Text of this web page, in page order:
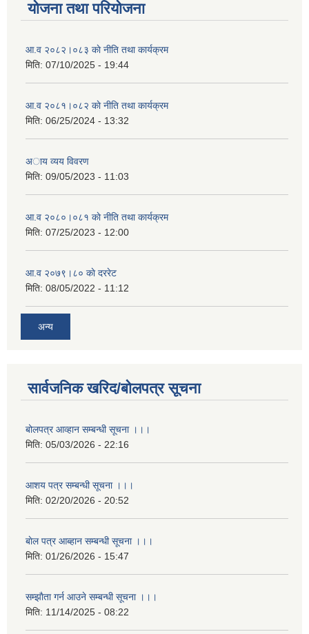
योजना तथा परियोजना
आ.व २०८२।०८३ काे नीति तथा कार्यक्रम
मिति: 07/10/2025 - 19:44
आ.व २०८१।०८२ काे नीति तथा कार्यक्रम
मिति: 06/25/2024 - 13:32
अाय व्यय विवरण
मिति: 09/05/2023 - 11:03
आ.व २०८०।०८१ काे नीति तथा कार्यक्रम
मिति: 07/25/2023 - 12:00
आ.व २०७९।८० काे दररेट
मिति: 08/05/2022 - 11:12
अन्य
सार्वजनिक खरिद/बोलपत्र सूचना
बोलपत्र आव्हान सम्बन्धी सूचना ।।।
मिति: 05/03/2026 - 22:16
आशय पत्र सम्बन्धी सूचना ।।।
मिति: 02/20/2026 - 20:52
बाेल पत्र आब्हान सम्बन्धी सूचना ।।।
मिति: 01/26/2026 - 15:47
सम्झाैता गर्न आउने सम्बन्धी सूचना ।।।
मिति: 11/14/2025 - 08:22